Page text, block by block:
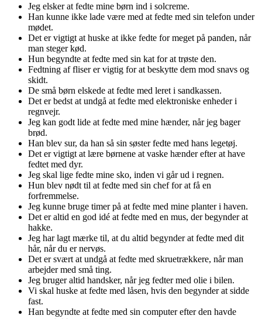
Jeg elsker at fedte mine børn ind i solcreme.
Han kunne ikke lade være med at fedte med sin telefon under
mødet.
Det er vigtigt at huske at ikke fedte for meget på panden, når
man steger kød.
Hun begyndte at fedte med sin kat for at trøste den.
Fedtning af fliser er vigtig for at beskytte dem mod snavs og
skidt.
De små børn elskede at fedte med leret i sandkassen.
Det er bedst at undgå at fedte med elektroniske enheder i
regnvejr.
Jeg kan godt lide at fedte med mine hænder, når jeg bager
brød.
Han blev sur, da han så sin søster fedte med hans legetøj.
Det er vigtigt at lære børnene at vaske hænder efter at have
fedtet med dyr.
Jeg skal lige fedte mine sko, inden vi går ud i regnen.
Hun blev nødt til at fedte med sin chef for at få en
forfremmelse.
Jeg kunne bruge timer på at fedte med mine planter i haven.
Det er altid en god idé at fedte med en mus, der begynder at
hakke.
Jeg har lagt mærke til, at du altid begynder at fedte med dit
hår, når du er nervøs.
Det er svært at undgå at fedte med skruetrækkere, når man
arbejder med små ting.
Jeg bruger altid handsker, når jeg fedter med olie i bilen.
Vi skal huske at fedte med låsen, hvis den begynder at sidde
fast.
Han begyndte at fedte med sin computer efter den havde